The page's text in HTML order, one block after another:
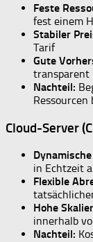
Feste
fest einem
Stabiler
Tarif
Gute
transparent
Nachteil:
Ressourcen
Cloud-Server
in Echtzeit
Flexible
Hohe
innerhalb
Nachteil: